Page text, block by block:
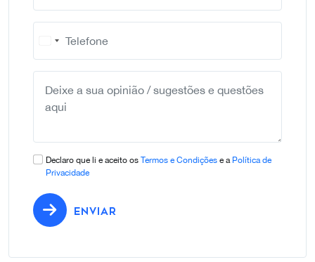
Portugal
+351
Declaro que li e aceito os Termos e Condições e a Política de
Privacidade
ENVIAR